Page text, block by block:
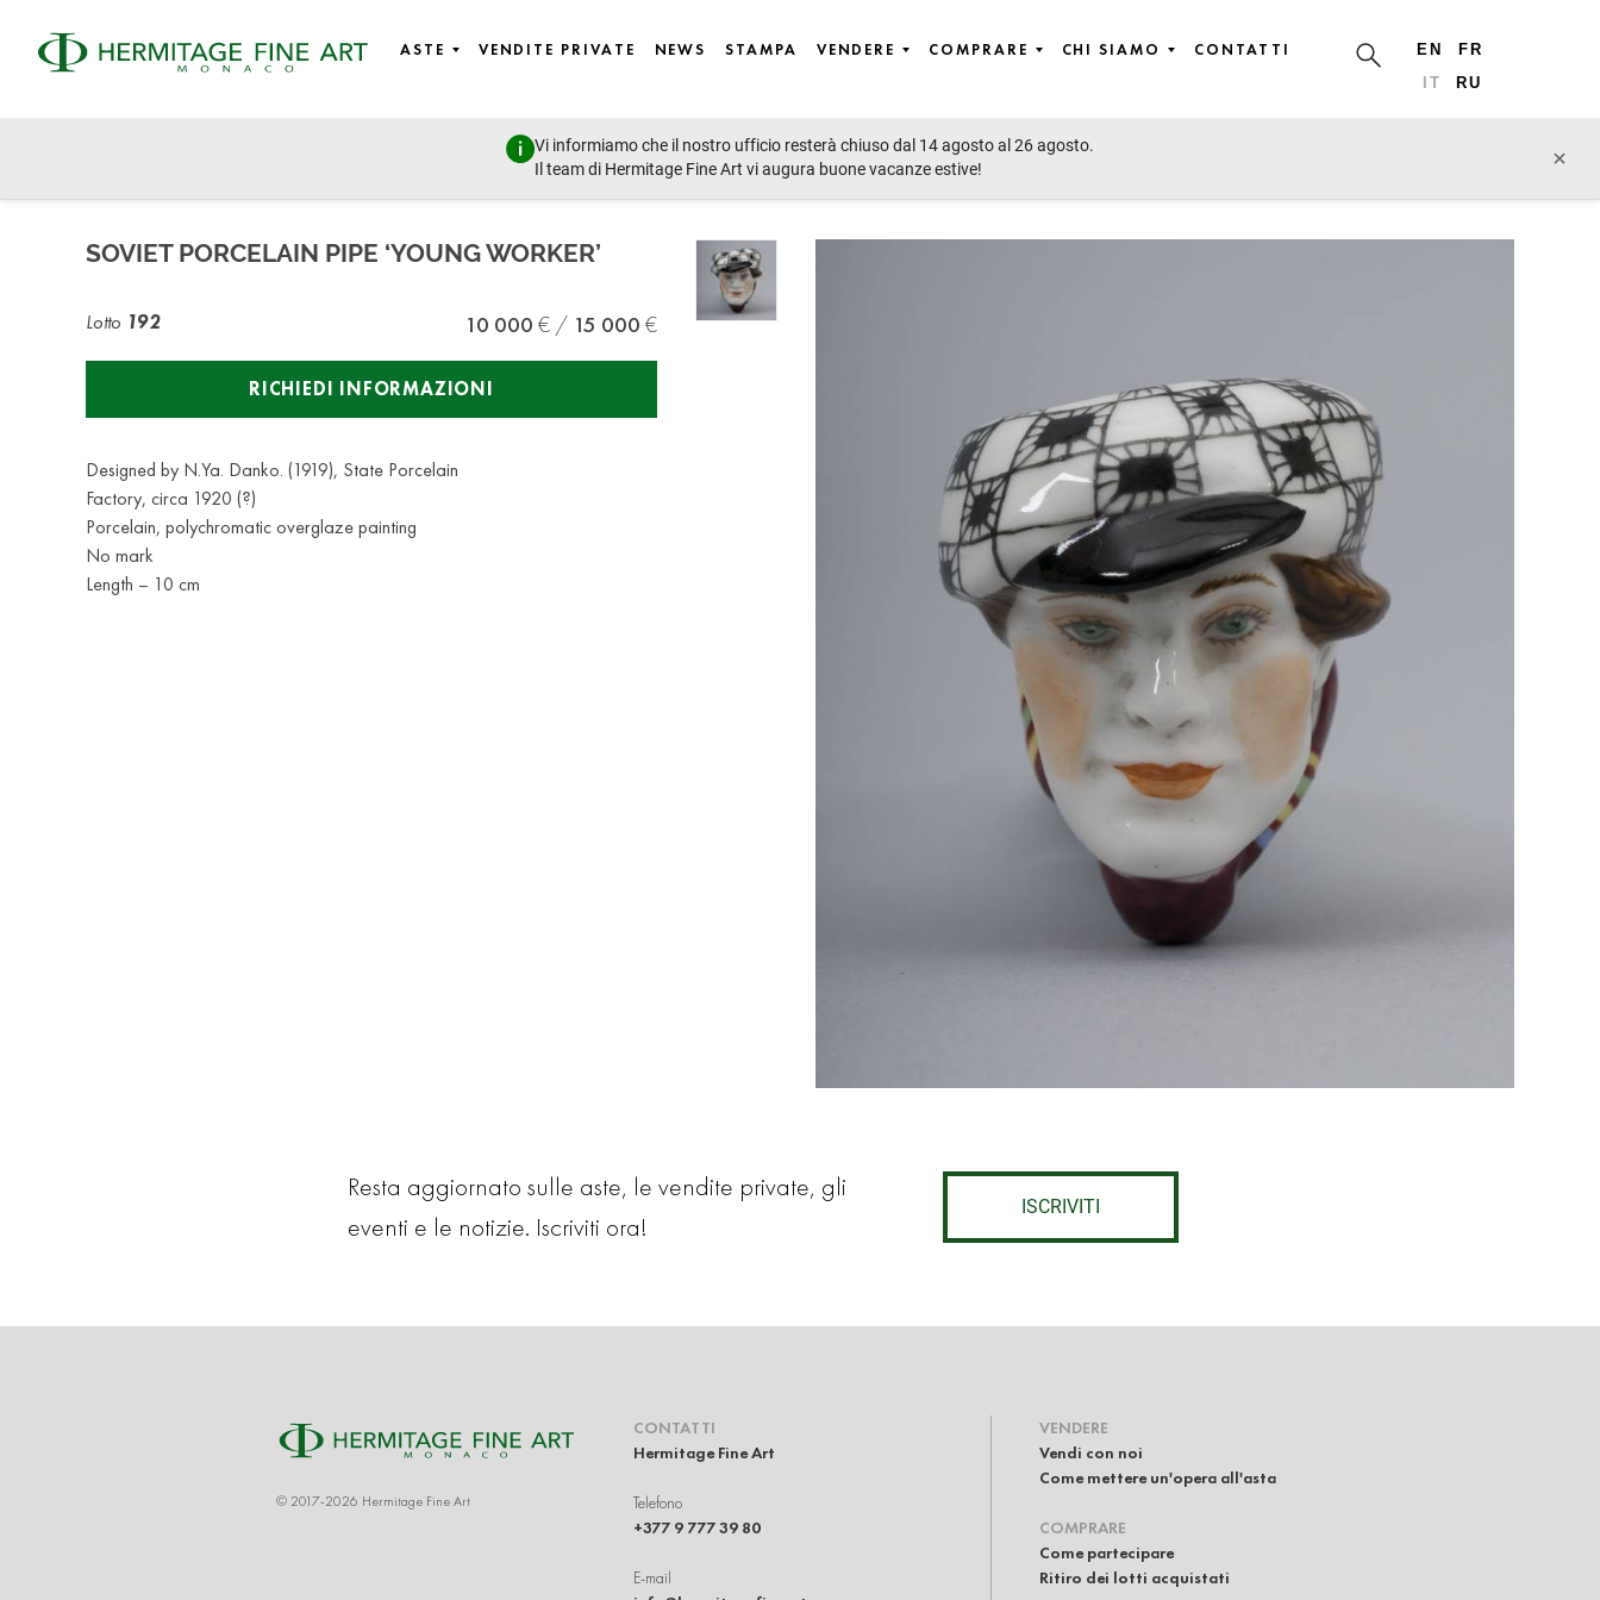
ASTE VENDITE PRIVATE NEWS STAMPA VENDERE COMPRARE CHI SIAMO CONTATTI EN
FR
IT
RU
Vi informiamo che il nostro ufficio resterà chiuso dal 14 agosto al 26 agosto.
Il team di Hermitage Fine Art vi augura buone vacanze estive!
×
SOVIET PORCELAIN PIPE ‘YOUNG WORKER’
Lotto 192 10 000 15 000
RICHIEDI INFORMAZIONI
Designed by N.Ya. Danko. (1919), State Porcelain
Factory, circa 1920 (?)
Porcelain, polychromatic overglaze painting
No mark
Length – 10 cm
Resta aggiornato sulle aste, le vendite private, gli
eventi e le notizie. Iscriviti ora!
ISCRIVITI
© 2017-2026 Hermitage Fine Art
CONTATTI
Hermitage Fine Art
Telefono
+377 9 777 39 80
E-mail
VENDERE
Vendi con noi
Come mettere un'opera all'asta
COMPRARE
Come partecipare
Ritiro dei lotti acquistati